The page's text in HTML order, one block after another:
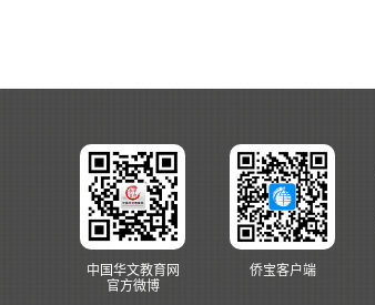
中国华文教育网
官方微博
侨宝客户端